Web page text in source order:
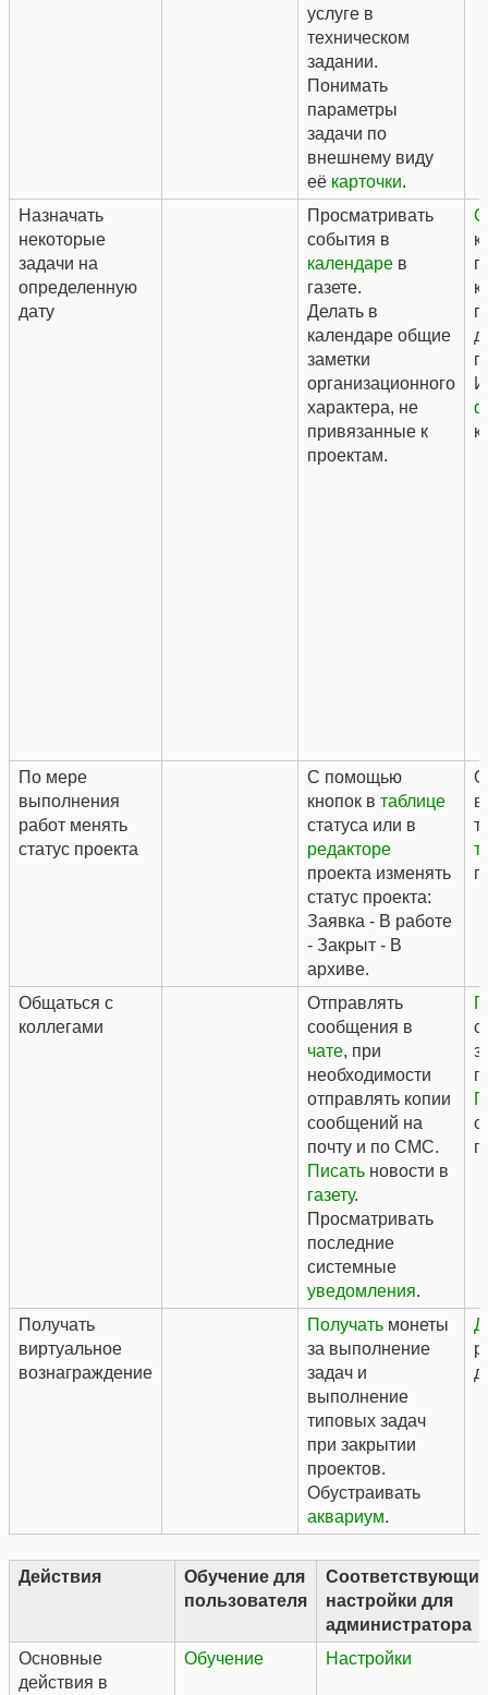
услуге в
техническом
задании.
Понимать
параметры
задачи по
внешнему виду
её карточки.
Назначать
некоторые
задачи на
определенную
дату
Просматривать
события в
календаре в
газете.
Делать в
календаре общие
заметки
организационного
характера, не
привязанные к
проектам.
По мере
выполнения
работ менять
статус проекта
С помощью
кнопок в таблице
статуса или в
редакторе
проекта изменять
статус проекта:
Заявка - В работе
- Закрыт - В
архиве.
Общаться с
коллегами
Отправлять
сообщения в
чате, при
необходимости
отправлять копии
сообщений на
почту и по СМС.
Писать новости в
газету.
Просматривать
последние
системные
уведомления.
Получать
виртуальное
вознаграждение
Получать монеты
за выполнение
задач и
выполнение
типовых задач
при закрытии
проектов.
Обустраивать
аквариум.
Действия
Обучение для
пользователя
Соответствующие
настройки для
администратора
Основные
действия в
Обучение Настройки